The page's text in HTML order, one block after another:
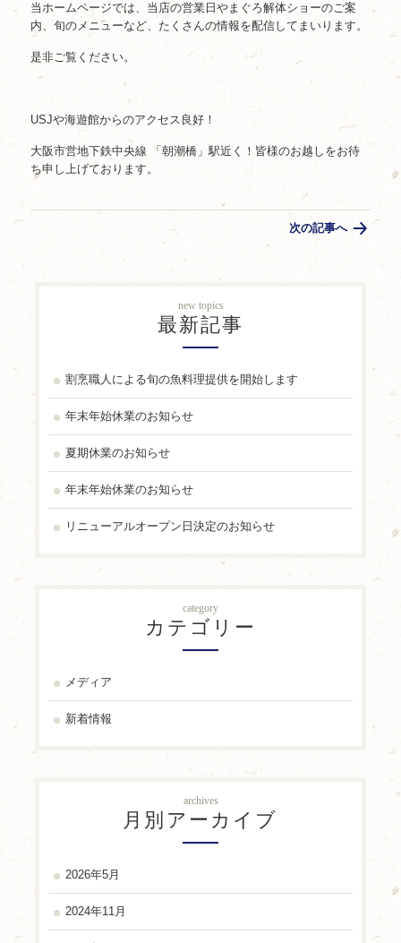
当ホームページでは、当店の営業日やまぐろ解体ショーのご案
内、旬のメニューなど、たくさんの情報を配信してまいります。
是非ご覧ください。
USJや海遊館からのアクセス良好！
大阪市営地下鉄中央線 「朝潮橋」駅近く！皆様のお越しをお待
ち申し上げております。
次の記事へ
new topics
最新記事
割烹職人による旬の魚料理提供を開始します
年末年始休業のお知らせ
夏期休業のお知らせ
年末年始休業のお知らせ
リニューアルオープン日決定のお知らせ
category
カテゴリー
メディア
新着情報
archives
月別アーカイブ
2026年5月
2024年11月